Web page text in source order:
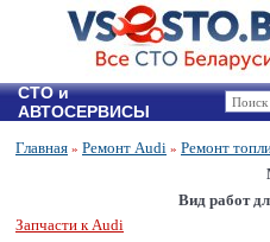
СТО и
АВТОСЕРВИСЫ
Главная » Ремонт Audi » Ремонт
Вид работ
Запчасти к Audi